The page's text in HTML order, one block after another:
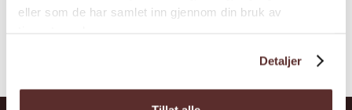
eller som de har samlet inn gjennom din bruk av
Detaljer